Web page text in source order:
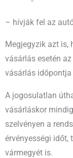
– hívják fel az
Megjegyzik azt is,
vásárlás esetén
vásárlás
A jogosulatlan
vásárláskor
szelvényen a
érvényességi időt,
vármegyét is.